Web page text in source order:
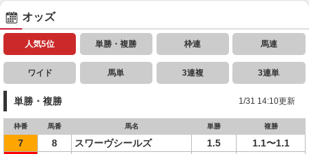
オッズ
人気5位 単勝・複勝 枠連 馬連
ワイド 馬単 3連複 3連単
単勝・複勝 1/31 14:10更新
枠番 馬番 馬名 単勝 複勝
7 8 スワーヴシールズ 1.5
1.1〜1.1